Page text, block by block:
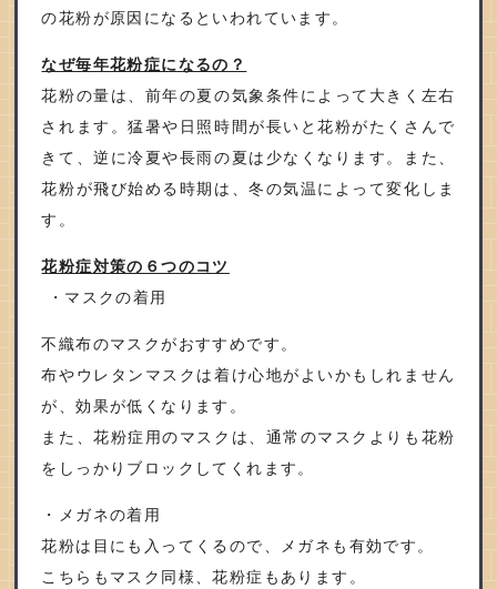
の花粉が原因になるといわれています。
なぜ毎年花粉症になるの？
花粉の量は、前年の夏の気象条件によって大きく左右
されます。猛暑や日照時間が長いと花粉がたくさんで
きて、逆に冷夏や長雨の夏は少なくなります。また、
花粉が飛び始める時期は、冬の気温によって変化しま
す。
花粉症対策の６つのコツ
・マスクの着用
不織布のマスクがおすすめです。
布やウレタンマスクは着け心地がよいかもしれません
が、効果が低くなります。
また、花粉症用のマスクは、通常のマスクよりも花粉
をしっかりブロックしてくれます。
・メガネの着用
花粉は目にも入ってくるので、メガネも有効です。
こちらもマスク同様、花粉症もあります。